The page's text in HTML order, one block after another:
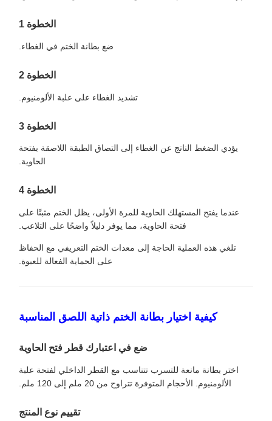
الخطوة 1
ضع بطانة الختم في الغطاء.
الخطوة 2
تشديد الغطاء على علبة الألومنيوم.
الخطوة 3
يؤدي الضغط الناتج عن الغطاء إلى التصاق الطبقة اللاصقة بفتحة
الحاوية.
الخطوة 4
عندما يفتح المستهلك الحاوية للمرة الأولى، يظل الختم مثبتًا على
فتحة الحاوية، مما يوفر دليلاً واضحًا على التلاعب.
تلغي هذه العملية الحاجة إلى معدات الختم التعريفي مع الحفاظ
على الحماية الفعالة للعبوة.
كيفية اختيار بطانة الختم ذاتية اللصق المناسبة
ضع في اعتبارك قطر فتح الحاوية
اختر بطانة مانعة للتسرب تتناسب مع القطر الداخلي لفتحة علبة
الألومنيوم. الأحجام المتوفرة تتراوح من 20 ملم إلى 120 ملم.
تقييم نوع المنتج